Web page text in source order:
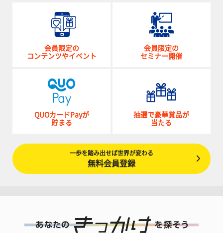
会員限定の
コンテンツやイベント
会員限定の
セミナー開催
QUOカードPayが
貯まる
抽選で豪華賞品が
当たる
一歩を踏み出せば世界が変わる
無料会員登録